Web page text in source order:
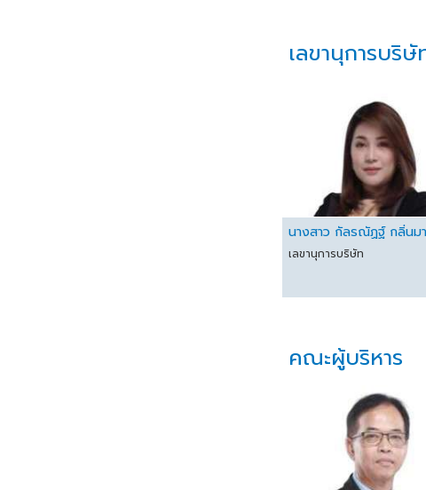
เลขานุการบริษั
นางสาว กัลรณัฏฐ์ กลิ่นม
เลขานุการบริษัท
คณะผู้บริหาร